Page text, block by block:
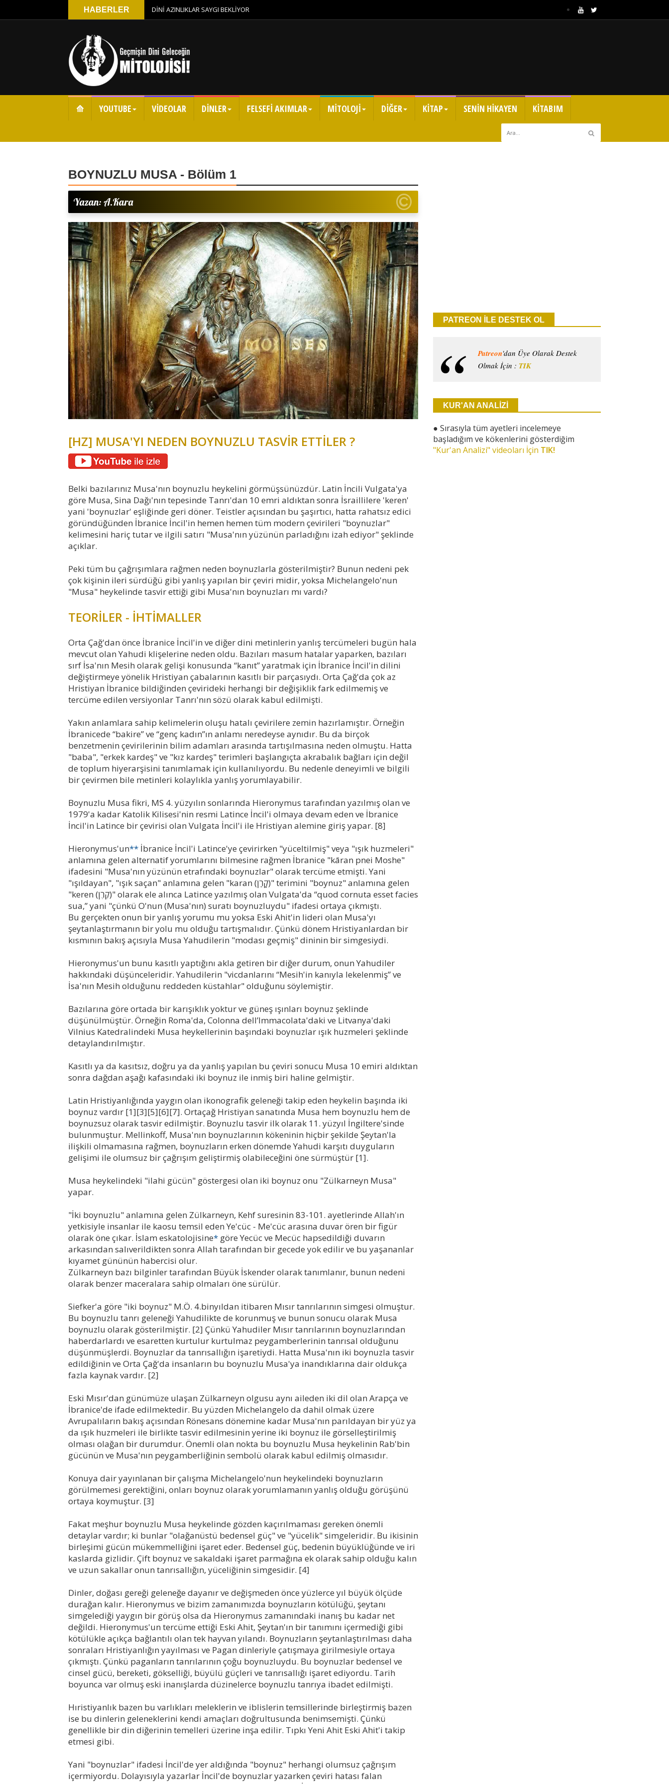
HABERLER DİNİ AZINLIKLAR SAYGI BEKLİYOR
⟰ YOUTUBE VİDEOLAR DİNLER FELSEFİ AKIMLAR MİTOLOJİ DİĞER KİTAP SENİN HİKAYEN KİTABIM
BOYNUZLU MUSA - Bölüm 1
Yazan: A.Kara
[HZ] MUSA'YI NEDEN BOYNUZLU TASVİR ETTİLER ?
Belki bazılarınız Musa'nın boynuzlu heykelini görmüşsünüzdür. Latin İncili Vulgata'ya
göre Musa, Sina Dağı'nın tepesinde Tanrı'dan 10 emri aldıktan sonra İsraillilere 'keren'
yani 'boynuzlar' eşliğinde geri döner. Teistler açısından bu şaşırtıcı, hatta rahatsız edici
göründüğünden İbranice İncil'in hemen hemen tüm modern çevirileri "boynuzlar"
kelimesini hariç tutar ve ilgili satırı "Musa'nın yüzünün parladığını izah ediyor" şeklinde
açıklar.
Peki tüm bu çağrışımlara rağmen neden boynuzlarla gösterilmiştir? Bunun nedeni pek
çok kişinin ileri sürdüğü gibi yanlış yapılan bir çeviri midir, yoksa Michelangelo'nun
"Musa" heykelinde tasvir ettiği gibi Musa'nın boynuzları mı vardı?
TEORİLER - İHTİMALLER
Orta Çağ'dan önce İbranice İncil'in ve diğer dini metinlerin yanlış tercümeleri bugün hala
mevcut olan Yahudi klişelerine neden oldu. Bazıları masum hatalar yaparken, bazıları
sırf İsa'nın Mesih olarak gelişi konusunda “kanıt” yaratmak için İbranice İncil'in dilini
değiştirmeye yönelik Hristiyan çabalarının kasıtlı bir parçasıydı. Orta Çağ'da çok az
Hristiyan İbranice bildiğinden çevirideki herhangi bir değişiklik fark edilmemiş ve
tercüme edilen versiyonlar Tanrı'nın sözü olarak kabul edilmişti.
Yakın anlamlara sahip kelimelerin oluşu hatalı çevirilere zemin hazırlamıştır. Örneğin
İbranicede “bakire” ve “genç kadın”ın anlamı neredeyse aynıdır. Bu da birçok
benzetmenin çevirilerinin bilim adamları arasında tartışılmasına neden olmuştu. Hatta
"baba", "erkek kardeş" ve "kız kardeş" terimleri başlangıçta akrabalık bağları için değil
de toplum hiyerarşisini tanımlamak için kullanılıyordu. Bu nedenle deneyimli ve bilgili
bir çevirmen bile metinleri kolaylıkla yanlış yorumlayabilir.
Boynuzlu Musa fikri, MS 4. yüzyılın sonlarında Hieronymus tarafından yazılmış olan ve
1979'a kadar Katolik Kilisesi'nin resmi Latince İncil'i olmaya devam eden ve İbranice
İncil'in Latince bir çevirisi olan Vulgata İncil'i ile Hristiyan alemine giriş yapar. [8]
Hieronymus'un** İbranice İncil'i Latince'ye çevirirken "yüceltilmiş" veya "ışık huzmeleri"
anlamına gelen alternatif yorumlarını bilmesine rağmen İbranice "kāran pnei Moshe"
ifadesini "Musa'nın yüzünün etrafındaki boynuzlar" olarak tercüme etmişti. Yani
"ışıldayan", "ışık saçan" anlamına gelen "karan (קָרַן)" terimini "boynuz" anlamına gelen
"keren (קֶרֶן)" olarak ele alınca Latince yazılmış olan Vulgata'da “quod cornuta esset facies
sua,” yani "çünkü O'nun (Musa'nın) suratı boynuzluydu" ifadesi ortaya çıkmıştı.
Bu gerçekten onun bir yanlış yorumu mu yoksa Eski Ahit'in lideri olan Musa'yı
şeytanlaştırmanın bir yolu mu olduğu tartışmalıdır. Çünkü dönem Hristiyanlardan bir
kısmının bakış açısıyla Musa Yahudilerin "modası geçmiş" dininin bir simgesiydi.
Hieronymus'un bunu kasıtlı yaptığını akla getiren bir diğer durum, onun Yahudiler
hakkındaki düşünceleridir. Yahudilerin "vicdanlarını “Mesih'in kanıyla lekelenmiş” ve
İsa'nın Mesih olduğunu reddeden küstahlar" olduğunu söylemiştir.
Bazılarına göre ortada bir karışıklık yoktur ve güneş ışınları boynuz şeklinde
düşünülmüştür. Örneğin Roma'da, Colonna dell’Immacolata'daki ve Litvanya'daki
Vilnius Katedralindeki Musa heykellerinin başındaki boynuzlar ışık huzmeleri şeklinde
detaylandırılmıştır.
Kasıtlı ya da kasıtsız, doğru ya da yanlış yapılan bu çeviri sonucu Musa 10 emiri aldıktan
sonra dağdan aşağı kafasındaki iki boynuz ile inmiş biri haline gelmiştir.
Latin Hristiyanlığında yaygın olan ikonografik geleneği takip eden heykelin başında iki
boynuz vardır [1][3][5][6][7]. Ortaçağ Hristiyan sanatında Musa hem boynuzlu hem de
boynuzsuz olarak tasvir edilmiştir. Boynuzlu tasvir ilk olarak 11. yüzyıl İngiltere'sinde
bulunmuştur. Mellinkoff, Musa'nın boynuzlarının kökeninin hiçbir şekilde Şeytan'la
ilişkili olmamasına rağmen, boynuzların erken dönemde Yahudi karşıtı duyguların
gelişimi ile olumsuz bir çağrışım geliştirmiş olabileceğini öne sürmüştür [1].
Musa heykelindeki "ilahi gücün" göstergesi olan iki boynuz onu "Zülkarneyn Musa"
yapar.
"İki boynuzlu" anlamına gelen Zülkarneyn, Kehf suresinin 83-101. ayetlerinde Allah'ın
yetkisiyle insanlar ile kaosu temsil eden Ye'cüc - Me'cüc arasına duvar ören bir figür
olarak öne çıkar. İslam eskatolojisine* göre Yecüc ve Mecüc hapsedildiği duvarın
arkasından salıverildikten sonra Allah tarafından bir gecede yok edilir ve bu yaşananlar
kıyamet gününün habercisi olur.
Zülkarneyn bazı bilginler tarafından Büyük İskender olarak tanımlanır, bunun nedeni
olarak benzer maceralara sahip olmaları öne sürülür.
Siefker'a göre "iki boynuz" M.Ö. 4.binyıldan itibaren Mısır tanrılarının simgesi olmuştur.
Bu boynuzlu tanrı geleneği Yahudilikte de korunmuş ve bunun sonucu olarak Musa
boynuzlu olarak gösterilmiştir. [2] Çünkü Yahudiler Mısır tanrılarının boynuzlarından
haberdarlardı ve esaretten kurtulur kurtulmaz peygamberlerinin tanrısal olduğunu
düşünmüşlerdi. Boynuzlar da tanrısallığın işaretiydi. Hatta Musa'nın iki boynuzla tasvir
edildiğinin ve Orta Çağ'da insanların bu boynuzlu Musa'ya inandıklarına dair oldukça
fazla kaynak vardır. [2]
Eski Mısır'dan günümüze ulaşan Zülkarneyn olgusu aynı aileden iki dil olan Arapça ve
İbranice'de ifade edilmektedir. Bu yüzden Michelangelo da dahil olmak üzere
Avrupalıların bakış açısından Rönesans dönemine kadar Musa'nın parıldayan bir yüz ya
da ışık huzmeleri ile birlikte tasvir edilmesinin yerine iki boynuz ile görselleştirilmiş
olması olağan bir durumdur. Önemli olan nokta bu boynuzlu Musa heykelinin Rab'bin
gücünün ve Musa'nın peygamberliğinin sembolü olarak kabul edilmiş olmasıdır.
Konuya dair yayınlanan bir çalışma Michelangelo'nun heykelindeki boynuzların
görülmemesi gerektiğini, onları boynuz olarak yorumlamanın yanlış olduğu görüşünü
ortaya koymuştur. [3]
Fakat meşhur boynuzlu Musa heykelinde gözden kaçırılmaması gereken önemli
detaylar vardır; ki bunlar "olağanüstü bedensel güç" ve "yücelik" simgeleridir. Bu ikisinin
birleşimi gücün mükemmelliğini işaret eder. Bedensel güç, bedenin büyüklüğünde ve iri
kaslarda gizlidir. Çift boynuz ve sakaldaki işaret parmağına ek olarak sahip olduğu kalın
ve uzun sakallar onun tanrısallığın, yüceliğinin simgesidir. [4]
Dinler, doğası gereği geleneğe dayanır ve değişmeden önce yüzlerce yıl büyük ölçüde
durağan kalır. Hieronymus ve bizim zamanımızda boynuzların kötülüğü, şeytanı
simgelediği yaygın bir görüş olsa da Hieronymus zamanındaki inanış bu kadar net
değildi. Hieronymus'un tercüme ettiği Eski Ahit, Şeytan'ın bir tanımını içermediği gibi
kötülükle açıkça bağlantılı olan tek hayvan yılandı. Boynuzların şeytanlaştırılması daha
sonraları Hristiyanlığın yayılması ve Pagan dinleriyle çatışmaya girilmesiyle ortaya
çıkmıştı. Çünkü paganların tanrılarının çoğu boynuzluydu. Bu boynuzlar bedensel ve
cinsel gücü, bereketi, gökselliği, büyülü güçleri ve tanrısallığı işaret ediyordu. Tarih
boyunca var olmuş eski inanışlarda düzinelerce boynuzlu tanrıya ibadet edilmişti.
Hıristiyanlık bazen bu varlıkları meleklerin ve iblislerin temsillerinde birleştirmiş bazen
ise bu dinlerin geleneklerini kendi amaçları doğrultusunda benimsemişti. Çünkü
genellikle bir din diğerinin temelleri üzerine inşa edilir. Tıpkı Yeni Ahit Eski Ahit'i takip
etmesi gibi.
Yani "boynuzlar" ifadesi İncil'de yer aldığında "boynuz" herhangi olumsuz çağrışım
içermiyordu. Dolayısıyla yazarlar İncil'de boynuzlar yazarken çeviri hatası falan
PATREON İLE DESTEK OL
Patreon'dan Üye Olarak Destek
Olmak İçin : TIK
KUR'AN ANALİZİ
●Sırasıyla tüm ayetleri incelemeye
başladığım ve kökenlerini gösterdiğim
"Kur'an Analizi" videoları İçin TIK!